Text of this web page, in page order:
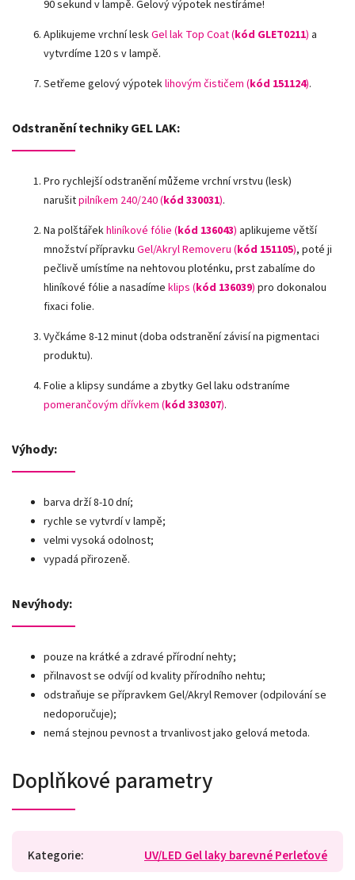
90 sekund v lampě. Gelový výpotek nestíráme!
Aplikujeme vrchní leskGel lak Top Coat (kód GLET0211) a
vytvrdíme 120 s v lampě.
Setřeme gelový výpoteklihovým čističem (kód 151124).
Odstranění techniky GEL LAK:
Pro rychlejší odstranění můžeme vrchní vrstvu (lesk)
narušitpilníkem 240/240 (kód 330031).
Na polštářekhliníkové fólie (kód 136043) aplikujeme větší
množství přípravku Gel/Akryl Removeru (kód 151105), poté ji
pečlivě umístíme na nehtovou ploténku, prst zabalíme do
hliníkové fólie a nasadíme klips (kód 136039) pro dokonalou
fixaci folie.
Vyčkáme 8-12 minut (doba odstranění závisí na pigmentaci
produktu).
Folie a klipsy sundáme a zbytky Gel laku odstraníme
pomerančovým dřívkem (kód 330307).
Výhody:
barva drží 8-10 dní;
rychle se vytvrdí v lampě;
velmi vysoká odolnost;
vypadá přirozeně.
Nevýhody:
pouze na krátké a zdravé přírodní nehty;
přilnavost se odvíjí od kvality přírodního nehtu;
odstraňuje se přípravkem Gel/Akryl Remover (odpilování se
nedoporučuje);
nemá stejnou pevnost a trvanlivost jako gelová metoda.
Doplňkové parametry
Kategorie: UV/LED Gel laky barevné Perleťové